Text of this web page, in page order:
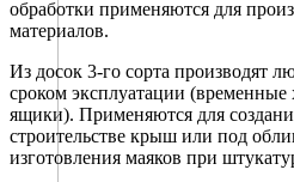
обработки применяются для
материалов.
Из досок 3-го сорта производят
сроком эксплуатации
ящики). Применяются для
строительстве крыш или под
изготовления маяков при